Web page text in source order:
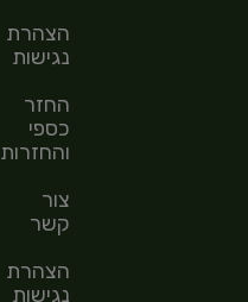
הצהרת
נגישות
החזר
כספי
והחזרות
צור
קשר
הצהרת
נגישות